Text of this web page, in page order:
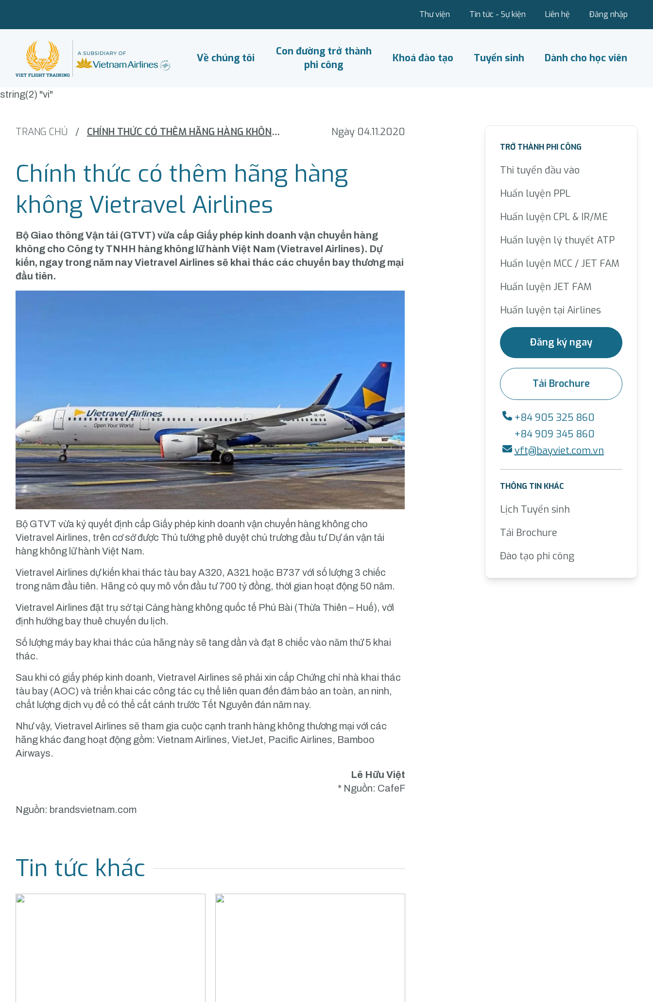
Thư viện Tin tức - Sự kiện Liên hệ Đăng nhập
Về chúng tôi
Con đường trở thành
phi công
Khoá đào tạo Tuyển sinh Dành cho học viên
string(2) "vi"
TRANG CHỦ / CHÍNH THỨC CÓ THÊM HÃNG HÀNG KHÔNG VIETRAVEL AIRLINES Ngày 04.11.2020
Chính thức có thêm hãng hàng
không Vietravel Airlines
Bộ Giao thông Vận tải (GTVT) vừa cấp Giấy phép kinh doanh vận chuyển hàng
không cho Công ty TNHH hàng không lữ hành Việt Nam (Vietravel Airlines). Dự
kiến, ngay trong năm nay Vietravel Airlines sẽ khai thác các chuyến bay thương mại
đầu tiên.
Bộ GTVT vừa ký quyết định cấp Giấy phép kinh doanh vận chuyển hàng không cho
Vietravel Airlines, trên cơ sở được Thủ tướng phê duyệt chủ trương đầu tư Dự án vận tải
hàng không lữ hành Việt Nam.
Vietravel Airlines dự kiến khai thác tàu bay A320, A321 hoặc B737 với số lượng 3 chiếc
trong năm đầu tiên. Hãng có quy mô vốn đầu tư 700 tỷ đồng, thời gian hoạt động 50 năm.
Vietravel Airlines đặt trụ sở tại Cảng hàng không quốc tế Phú Bài (Thừa Thiên – Huế), với
định hướng bay thuê chuyến du lịch.
Số lượng máy bay khai thác của hãng này sẽ tang dần và đạt 8 chiếc vào năm thứ 5 khai
thác.
Sau khi có giấy phép kinh doanh, Vietravel Airlines sẽ phải xin cấp Chứng chỉ nhà khai thác
tàu bay (AOC) và triển khai các công tác cụ thể liên quan đến đảm bảo an toàn, an ninh,
chất lượng dịch vụ để có thể cất cánh trước Tết Nguyên đán năm nay.
Như vậy, Vietravel Airlines sẽ tham gia cuộc cạnh tranh hàng không thương mại với các
hãng khác đang hoạt động gồm: Vietnam Airlines, VietJet, Pacific Airlines, Bamboo
Airways.
Lê Hữu Việt
* Nguồn: CafeF
Nguồn: brandsvietnam.com
Tin tức khác
TRỞ THÀNH PHI CÔNG
Thi tuyển đầu vào
Huấn luyện PPL
Huấn luyện CPL & IR/ME
Huấn luyện lý thuyết ATP
Huấn luyện MCC / JET FAM
Huấn luyện JET FAM
Huấn luyện tại Airlines
Đăng ký ngay
Tải Brochure
+84 905 325 860
+84 909 345 860
vft@bayviet.com.vn
THÔNG TIN KHÁC
Lịch Tuyển sinh
Tải Brochure
Đào tạo phi công